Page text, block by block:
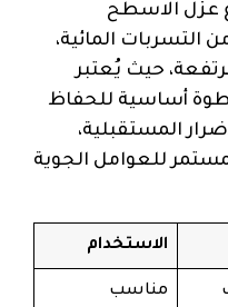
عزل الاسطح
التسربات المائية،
حيث يُعتبر
أساسية للحفاظ
المستقبلية،
للعوامل الجوية
الاستخدام
مناسب